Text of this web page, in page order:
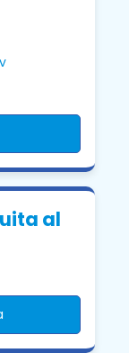
al